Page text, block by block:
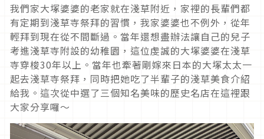
我們家大塚婆婆的老家就在淺草附近，家裡的長輩們都
有定期到淺草寺祭拜的習慣，我家婆婆也不例外，從年
輕拜到現在從不間斷過。當年還想盡辦法讓自己的兒子
考進淺草寺附設的幼稚園，這位虔誠的大塚婆婆在淺草
寺穿梭30年以上。當年也牽著剛嫁來日本的大塚太太一
起去淺草寺祭拜，同時把她吃了半輩子的淺草美食介紹
給我。這次從中選了三個知名美味的歷史名店在這裡跟
大家分享囉～